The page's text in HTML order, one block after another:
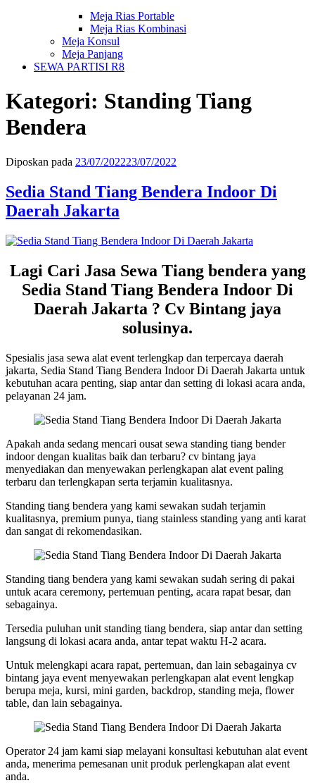
Meja Rias Portable
Meja Rias Kombinasi
Meja Konsul
Meja Panjang
SEWA PARTISI R8
Kategori: Standing Tiang
Bendera
Diposkan pada 23/07/202223/07/2022
Sedia Stand Tiang Bendera Indoor Di
Daerah Jakarta
Lagi Cari Jasa Sewa Tiang bendera yang
Sedia Stand Tiang Bendera Indoor Di
Daerah Jakarta ? Cv Bintang jaya
solusinya.
Spesialis jasa sewa alat event terlengkap dan terpercaya daerah
jakarta, Sedia Stand Tiang Bendera Indoor Di Daerah Jakarta untuk
kebutuhan acara penting, siap antar dan setting di lokasi acara anda,
pelayanan 24 jam.
Apakah anda sedang mencari ousat sewa standing tiang bender
indoor dengan kualitas baik dan terbaru? cv bintang jaya
menyediakan dan menyewakan perlengkapan alat event paling
terbaru dan terlengkapan serta terjamin kualitasnya.
Standing tiang bendera yang kami sewakan sudah terjamin
kualitasnya, premium punya, tiang stainless standing yang anti karat
dan sangat di rekomendasikan.
Standing tiang bendera yang kami sewakan sudah sering di pakai
untuk acara ceremony, pertemuan penting, acara rapat besar, dan
sebagainya.
Tersedia puluhan unit standing tiang bendera, siap antar dan setting
langsung di lokasi acara anda, antar tepat waktu H-2 acara.
Untuk melengkapi acara rapat, pertemuan, dan lain sebagainya cv
bintang jaya event menyewakan perlengkapan alat event lengkap
berupa meja, kursi, mini garden, backdrop, standing meja, flower
table, dan lain sebagainya.
Operator 24 jam kami siap melayani konsultasi kebutuhan alat event
anda, menerima pemesanan unit produk perlengkapan alat event
anda.